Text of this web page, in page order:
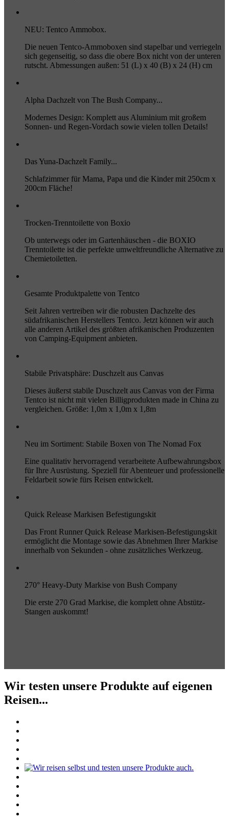
NEU: Tentco Ammobox.
Die neuen Tentco-Ammoboxen sind stapelbar und verriegeln
sich gegenseitig, so dass die obere Box nicht von der unteren
rutscht. Abmessungen außen: 51 (L) x 40 (B) x 24 (H) cm
Alpha Dachzelt von The Bush Company...
Modernes Design: Komplett aus Aluminium mit großem
Sonnen- und Regen-Vordach sowie vielen tollen Details!
Das Yuna-Dachzelt Family...
Schlafzimmer für Mama, Papa und die Kinder mit 250cm x
200cm Fläche!
Trocken-Trenntoilette von Boxio
Ob unterwegs oder im Gartenhäuschen - die BOXIO
Trenntoilette ist die perfekte umweltfreundliche Alternative zu
Chemietoiletten.
Gesamte Produktpalette von Tentco
Seit Jahren vertreiben wir die robusten Dachzelte des
südafrikanischen Herstellers Tentco. Jetzt können wir auch
alle anderen Artikel des größten afrikanischen Produzenten
von Camping-Equipment anbieten.
Stabile Privatsphäre: Duschzelt aus Canvas
Dieses äußerst stabile Duschzelt aus Canvas von der Firma
Tentco ist nicht mit vielen Billigprodukten made in China zu
vergleichen. Größe: 1,0m x 1,0m x 1,8m
Neu im Sortiment: Stabile Boxen von The Nomad Fox
Eine qualitativ hervorragend verarbeitete Aufbewahrungsbox
für Ihre Ausrüstung. Speziell für Abenteuer und professionelle
Feldarbeit sowie fürs Reisen entwickelt.
Quick Release Markisen Befestigungskit
Das Front Runner Quick Release Markisen-Befestigungskit
ermöglicht die Montage sowie das Abnehmen Ihrer Markise
innerhalb von Sekunden - ohne zusätzliches Werkzeug.
270° Heavy-Duty Markise von Bush Company
Die erste 270 Grad Markise, die komplett ohne Abstütz-
Stangen auskommt!
Wir testen unsere Produkte auf eigenen
Reisen...